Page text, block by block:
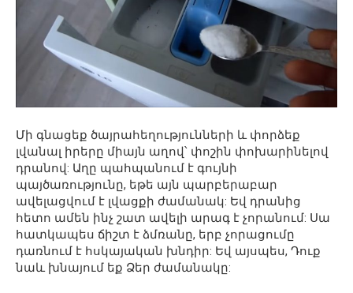
Մի գնացեք ծայրահեղությունների և փորձեք
լվանալ իրերը միայն աղով՝ փոշին փոխարինելով
դրանով: Աղը պահպանում է գույնի
պայծառությունը, եթե այն պարբերաբար
ավելացվում է լվացքի ժամանակ: Եվ դրանից
հետո ամեն ինչ շատ ավելի արագ է չորանում: Սա
հատկապես ճիշտ է ձմռանը, երբ չորացումը
դառնում է հսկայական խնդիր: Եվ այսպես, Դուք
նաև խնայում եք Ձեր ժամանակը: